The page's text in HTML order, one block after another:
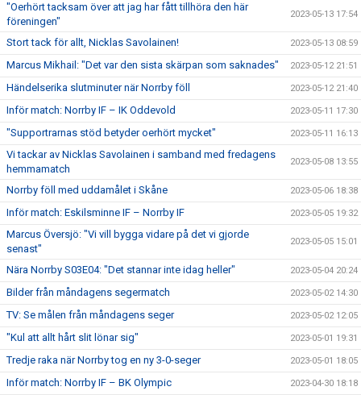
"Oerhört tacksam över att jag har fått tillhöra den här
föreningen"
2023-05-13 17:54
Stort tack för allt, Nicklas Savolainen! 2023-05-13 08:59
Marcus Mikhail: "Det var den sista skärpan som saknades" 2023-05-12 21:51
Händelserika slutminuter när Norrby föll 2023-05-12 21:40
Inför match: Norrby IF – IK Oddevold 2023-05-11 17:30
"Supportrarnas stöd betyder oerhört mycket" 2023-05-11 16:13
Vi tackar av Nicklas Savolainen i samband med fredagens
hemmamatch
2023-05-08 13:55
Norrby föll med uddamålet i Skåne 2023-05-06 18:38
Inför match: Eskilsminne IF – Norrby IF 2023-05-05 19:32
Marcus Översjö: "Vi vill bygga vidare på det vi gjorde
senast"
2023-05-05 15:01
Nära Norrby S03E04: "Det stannar inte idag heller" 2023-05-04 20:24
Bilder från måndagens segermatch 2023-05-02 14:30
TV: Se målen från måndagens seger 2023-05-02 12:05
"Kul att allt hårt slit lönar sig" 2023-05-01 19:31
Tredje raka när Norrby tog en ny 3-0-seger 2023-05-01 18:05
Inför match: Norrby IF – BK Olympic 2023-04-30 18:18